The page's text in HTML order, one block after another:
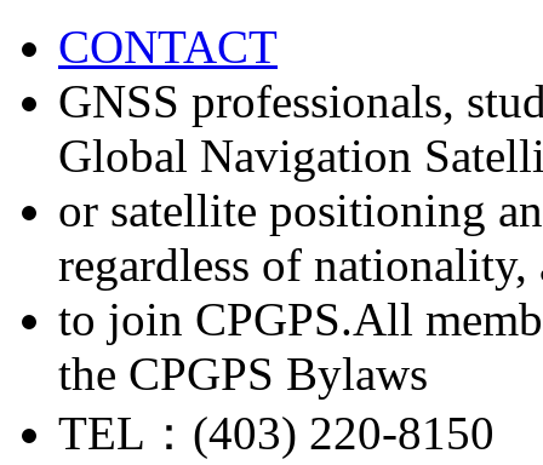
CONTACT
GNSS professionals,
Global Navigation
or satellite positioning
regardless of nationality,
to join CPGPS.All
the CPGPS Bylaws
TEL：(403) 220-8150